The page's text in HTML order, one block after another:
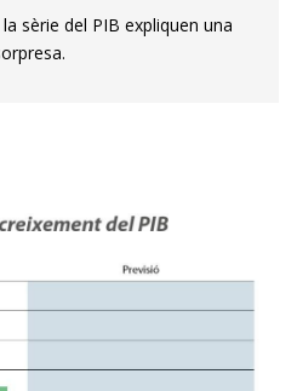
sèrie del PIB expliquen una